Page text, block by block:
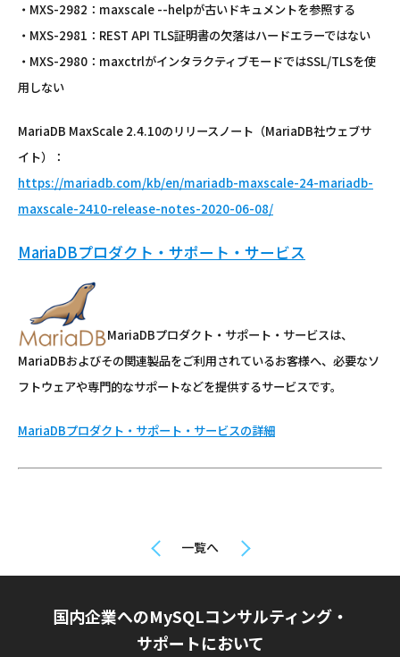
・MXS-2982：maxscale --helpが古いドキュメントを参照する
・MXS-2981：REST API TLS証明書の欠落はハードエラーではない
・MXS-2980：maxctrlがインタラクティブモードではSSL/TLSを使
用しない
MariaDB MaxScale 2.4.10のリリースノート（MariaDB社ウェブサ
イト）：
https://mariadb.com/kb/en/mariadb-maxscale-24-mariadb-
maxscale-2410-release-notes-2020-06-08/
MariaDBプロダクト・サポート・サービス
MariaDBプロダクト・サポート・サービスは、
MariaDBおよびその関連製品をご利用されているお客様へ、必要なソ
フトウェアや専門的なサポートなどを提供するサービスです。
MariaDBプロダクト・サポート・サービスの詳細
一覧へ
国内企業へのMySQLコンサルティング・
サポートにおいて